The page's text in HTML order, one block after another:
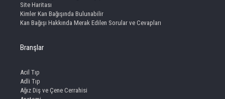
Site Haritası
Kimler Kan Bağışında Bulunabilir
Kan Bağışı Hakkında Merak Edilen Sorular ve Cevapları
Branşlar
Acil Tıp
Adli Tıp
Ağız Diş ve Çene Cerrahisi